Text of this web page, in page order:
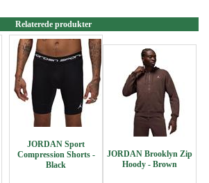
Relaterede produkter
JORDAN Sport
Compression Shorts -
Black
JORDAN Brooklyn Zip
Hoody - Brown